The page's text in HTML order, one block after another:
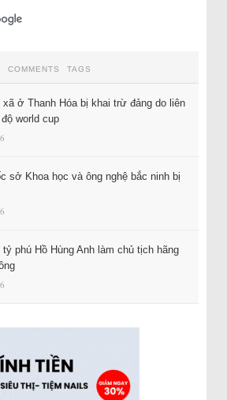
COMMENTS TAGS
xã ở Thanh Hóa bị khai trừ đảng do liên
world cup
sở Khoa học và ông nghệ bắc ninh bị
tỷ phú Hồ Hùng Anh làm chủ tịch hãng